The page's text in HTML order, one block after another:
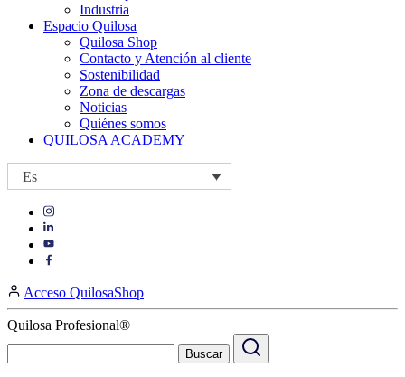
Industria
Espacio Quilosa
Quilosa Shop
Contacto y Atención al cliente
Sostenibilidad
Zona de descargas
Noticias
Quiénes somos
QUILOSA ACADEMY
Es
Visit
https://www.instagram.com/quilosa_selena/
Visit
our
Visit
page
https://www.facebook.com/QuilosaSelenaIberia/
page
Acceso QuilosaShop
Quilosa Profesional®